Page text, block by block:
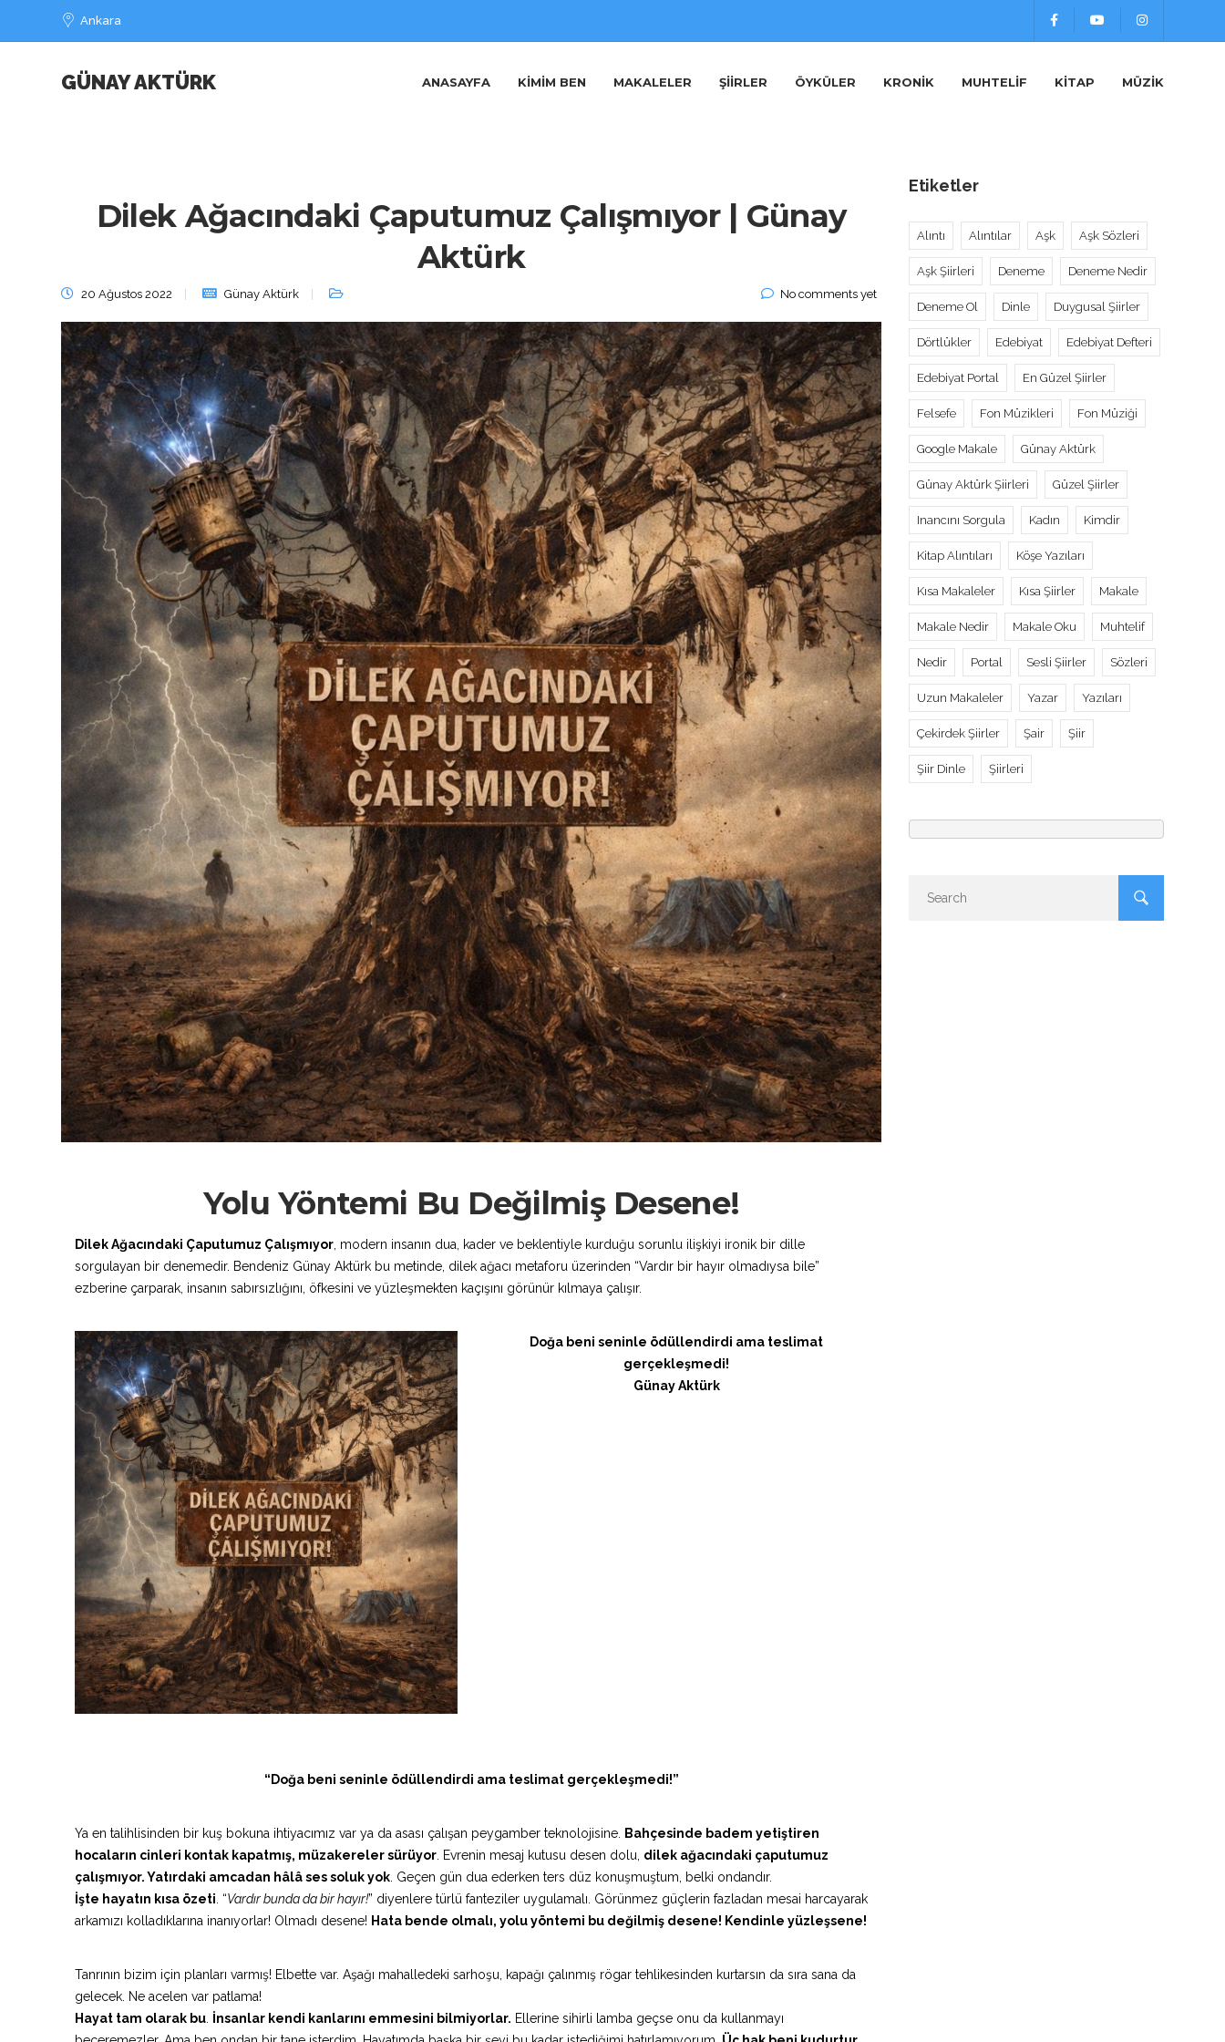
Ankara
GÜNAY AKTÜRK ANASAYFA KIMIM BEN MAKALELER ŞIIRLER ÖYKÜLER KRONIK MUHTELIF KITAP MÜZIK
Dilek Ağacındaki Çaputumuz Çalışmıyor | Günay
Aktürk
20 Ağustos 2022 Günay Aktürk No comments yet
Yolu Yöntemi Bu Değilmiş Desene!
Dilek Ağacındaki Çaputumuz Çalışmıyor , modern insanın dua, kader ve beklentiyle kurduğu sorunlu ilişkiyi ironik bir dille
sorgulayan bir denemedir. Bendeniz Günay Aktürk bu metinde, dilek ağacı metaforu üzerinden “Vardır bir hayır olmadıysa bile”
ezberine çarparak, insanın sabırsızlığını, öfkesini ve yüzleşmekten kaçışını görünür kılmaya çalışır.
Doğa beni seninle ödüllendirdi ama teslimat
gerçekleşmedi!
Günay Aktürk
“Doğa beni seninle ödüllendirdi ama teslimat gerçekleşmedi!”
Ya en talihlisinden bir kuş bokuna ihtiyacımız var ya da asası çalışan peygamber teknolojisine.
Bahçesinde badem yetiştiren
hocaların cinleri kontak kapatmış, müzakereler sürüyor . Evrenin mesaj kutusu desen dolu, dilek ağacındaki çaputumuz
çalışmıyor. Yatırdaki amcadan hâlâ ses soluk yok . Geçen gün dua ederken ters düz konuşmuştum, belki ondandır.
İşte hayatın kısa özeti . “Vardır bunda da bir hayır!” diyenlere türlü fanteziler uygulamalı. Görünmez güçlerin fazladan mesai harcayarak
arkamızı kolladıklarına inanıyorlar! Olmadı desene! Hata bende olmalı, yolu yöntemi bu değilmiş desene! Kendinle yüzleşsene!
Tanrının bizim için planları varmış! Elbette var. Aşağı mahalledeki sarhoşu, kapağı çalınmış rögar tehlikesinden kurtarsın da sıra sana da
gelecek. Ne acelen var patlama!
Hayat tam olarak bu İnsanlar kendi kanlarını emmesini bilmiyorlar. Ellerine sihirli lamba geçse onu da kullanmayı
Etiketler
Alıntı Alıntılar Aşk Aşk Sözleri
Aşk Şiirleri Deneme Deneme Nedir
Deneme Ol Dinle Duygusal Şiirler
Dörtlükler Edebiyat Edebiyat Defteri
Edebiyat Portal En Güzel Şiirler
Felsefe Fon Müzikleri Fon Müziği
Google Makale Günay Aktürk
Günay Aktürk Şiirleri Güzel Şiirler
Inancını Sorgula Kadın Kimdir
Kitap Alıntıları Köşe Yazıları
Kısa Makaleler Kısa Şiirler Makale
Makale Nedir Makale Oku Muhtelif
Nedir Portal Sesli Şiirler Sözleri
Uzun Makaleler Yazar Yazıları
Çekirdek Şiirler Şair Şiir
Şiir Dinle Şiirleri